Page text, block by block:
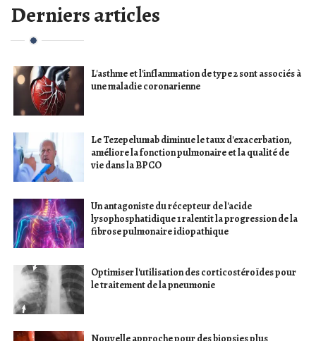
Derniers articles
L'asthme et l'inflammation de type 2 sont associés à
une maladie coronarienne
Le Tezepelumab diminue le taux d'exacerbation,
améliore la fonction pulmonaire et la qualité de
vie dans la BPCO
Un antagoniste du récepteur de l'acide
lysophosphatidique 1 ralentit la progression de la
fibrose pulmonaire idiopathique
Optimiser l'utilisation des corticostéroïdes pour
le traitement de la pneumonie